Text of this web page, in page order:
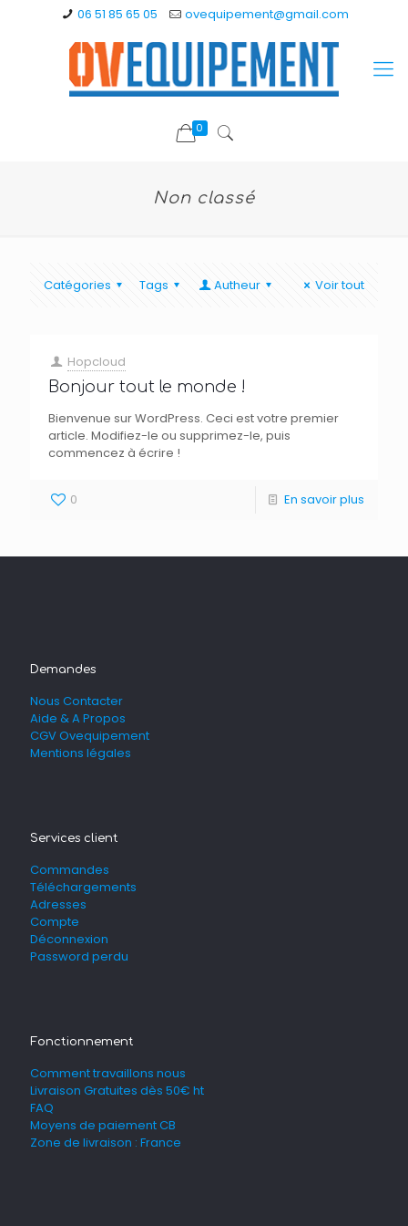
06 51 85 65 05 ovequipement@gmail.com
0
Non classé
Catégories Tags Autheur Voir tout
Hopcloud
Bonjour tout le monde !
Bienvenue sur WordPress. Ceci est votre premier
article. Modifiez-le ou supprimez-le, puis
commencez à écrire !
0 En savoir plus
Demandes
Nous Contacter
Aide & A Propos
CGV Ovequipement
Mentions légales
Services client
Commandes
Téléchargements
Adresses
Compte
Déconnexion
Password perdu
Fonctionnement
Comment travaillons nous
Livraison Gratuites dès 50€ ht
FAQ
Moyens de paiement CB
Zone de livraison : France